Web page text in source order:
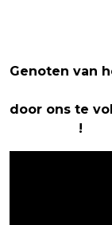
Genoten van
door ons te
!